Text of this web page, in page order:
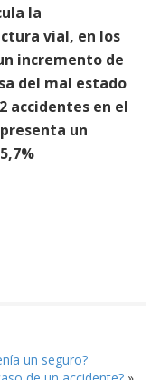
la
vial, en los
incremento de
del mal estado
accidentes en el
un
un seguro?